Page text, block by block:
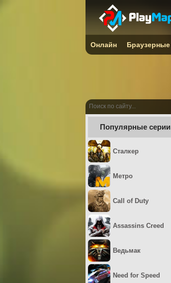
Популярные серии
Сталкер
Метро
Call of Duty
Assassins Creed
Ведьмак
Need for Speed
Онлайн Браузерные